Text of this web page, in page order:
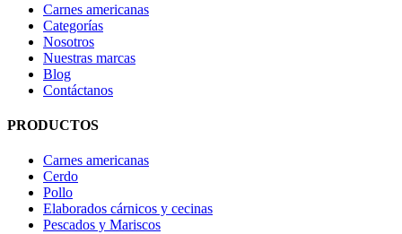
Carnes americanas
Categorías
Nosotros
Nuestras marcas
Blog
Contáctanos
PRODUCTOS
Carnes americanas
Cerdo
Pollo
Elaborados cárnicos y cecinas
Pescados y Mariscos